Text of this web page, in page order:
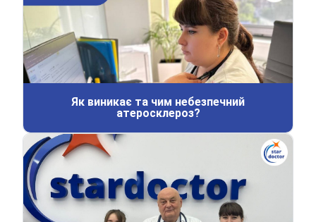
Як виникає та чим небезпечний
атеросклероз?